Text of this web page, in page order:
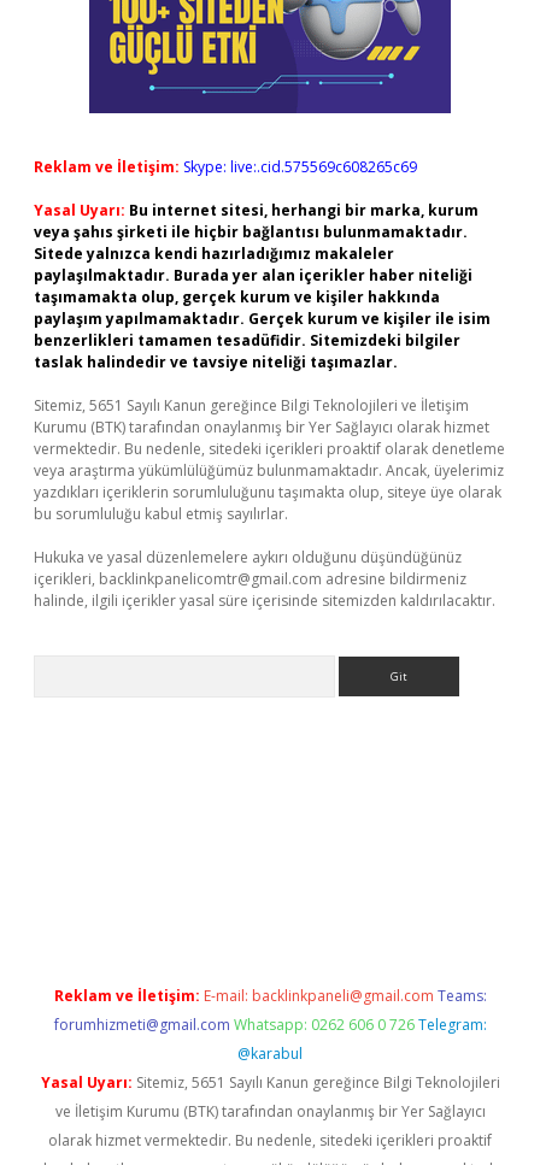
Reklam ve İletişim: Skype: live:.cid.575569c608265c69
Yasal Uyarı: Bu internet sitesi, herhangi bir marka, kurum
veya şahıs şirketi ile hiçbir bağlantısı bulunmamaktadır.
Sitede yalnızca kendi hazırladığımız makaleler
paylaşılmaktadır. Burada yer alan içerikler haber niteliği
taşımamakta olup, gerçek kurum ve kişiler hakkında
paylaşım yapılmamaktadır. Gerçek kurum ve kişiler ile isim
benzerlikleri tamamen tesadüfidir. Sitemizdeki bilgiler
taslak halindedir ve tavsiye niteliği taşımazlar.
Sitemiz, 5651 Sayılı Kanun gereğince Bilgi Teknolojileri ve İletişim
Kurumu (BTK) tarafından onaylanmış bir Yer Sağlayıcı olarak hizmet
vermektedir. Bu nedenle, sitedeki içerikleri proaktif olarak denetleme
veya araştırma yükümlülüğümüz bulunmamaktadır. Ancak, üyelerimiz
yazdıkları içeriklerin sorumluluğunu taşımakta olup, siteye üye olarak
bu sorumluluğu kabul etmiş sayılırlar.
Hukuka ve yasal düzenlemelere aykırı olduğunu düşündüğünüz
içerikleri, backlinkpanelicomtr@gmail.com adresine bildirmeniz
halinde, ilgili içerikler yasal süre içerisinde sitemizden kaldırılacaktır.
Reklam ve İletişim: E-mail: backlinkpaneli@gmail.com Teams:
forumhizmeti@gmail.com Whatsapp: 0262 606 0 726 Telegram:
@karabul
Yasal Uyarı: Sitemiz, 5651 Sayılı Kanun gereğince Bilgi Teknolojileri
ve İletişim Kurumu (BTK) tarafından onaylanmış bir Yer Sağlayıcı
olarak hizmet vermektedir. Bu nedenle, sitedeki içerikleri proaktif